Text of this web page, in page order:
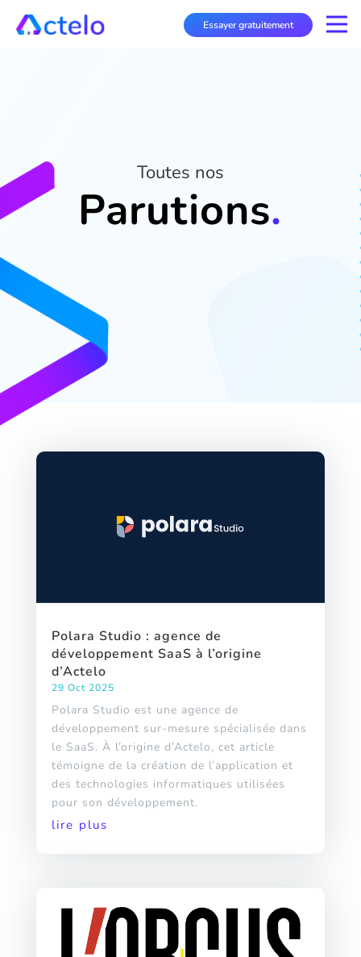
Essayer gratuitement
Toutes nos
Parutions.
Polara Studio : agence de
développement SaaS à l’origine
d’Actelo
29 Oct 2025
Polara Studio est une agence de
développement sur-mesure spécialisée dans
le SaaS. À l’origine d’Actelo, cet article
témoigne de la création de l’application et
des technologies informatiques utilisées
pour son développement.
lire plus